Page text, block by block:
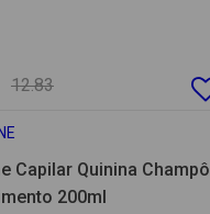
12.83
Capilar Quinina Champô
200ml